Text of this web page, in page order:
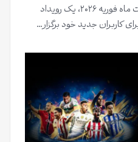
صرافی توبیت Toobitبه مناسبت ماه فوریه ۲۰۲۶، یک رویداد
کاربران جدید خود برگزار…